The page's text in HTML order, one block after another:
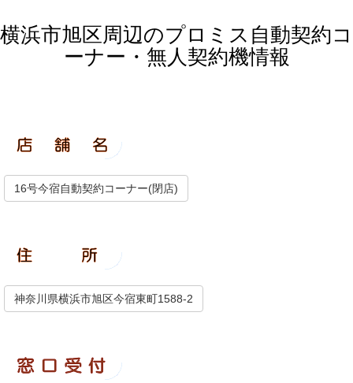
横浜市旭区周辺のプロミス自動契約コ
ーナー・無人契約機情報
16号今宿自動契約コーナー(閉店)
神奈川県横浜市旭区今宿東町1588-2